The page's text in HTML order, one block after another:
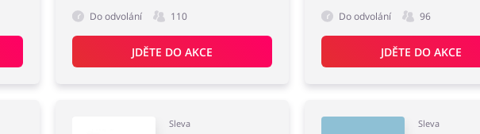
Do odvolání
110
JDĚTE DO AKCE
Do odvolání 96
JDĚTE DO AKCE
Sleva
Sleva